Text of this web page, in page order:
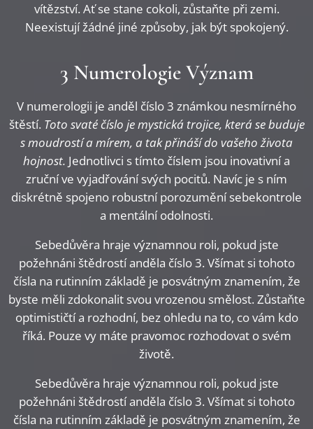
vítězství. Ať se stane cokoli, zůstaňte při zemi.
Neexistují žádné jiné způsoby, jak být spokojený.
3 Numerologie Význam
V numerologii je anděl číslo 3 známkou nesmírného
štěstí. Toto svaté číslo je mystická trojice, která se buduje
s moudrostí a mírem, a tak přináší do vašeho života
hojnost. Jednotlivci s tímto číslem jsou inovativní a
zruční ve vyjadřování svých pocitů. Navíc je s ním
diskrétně spojeno robustní porozumění sebekontrole
a mentální odolnosti.
Sebedůvěra hraje významnou roli, pokud jste
požehnáni štědrostí anděla číslo 3. Všímat si tohoto
čísla na rutinním základě je posvátným znamením, že
byste měli zdokonalit svou vrozenou smělost. Zůstaňte
optimističtí a rozhodní, bez ohledu na to, co vám kdo
říká. Pouze vy máte pravomoc rozhodovat o svém
životě.
Sebedůvěra hraje významnou roli, pokud jste
požehnáni štědrostí anděla číslo 3. Všímat si tohoto
čísla na rutinním základě je posvátným znamením, že